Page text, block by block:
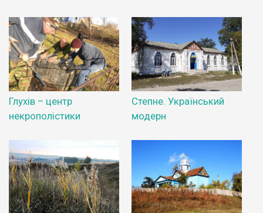
Глухів – центр
некрополістики
Степне. Український
модерн